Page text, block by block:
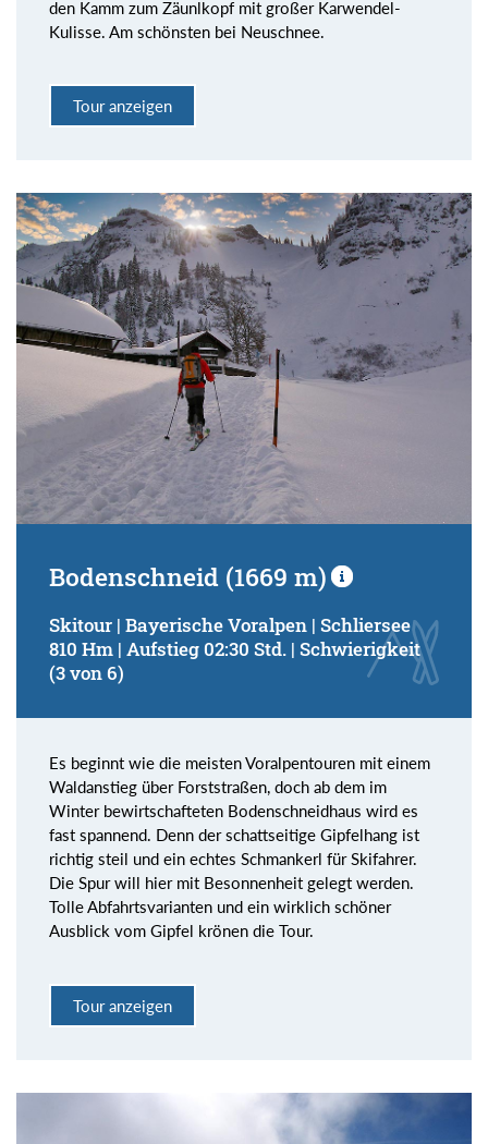
den Kamm zum Zäunlkopf mit großer Karwendel-
Kulisse. Am schönsten bei Neuschnee.
Tour anzeigen
Bodenschneid (1669 m)
Skitour | Bayerische Voralpen | Schliersee
810 Hm | Aufstieg 02:30 Std. | Schwierigkeit
(3 von 6)
Es beginnt wie die meisten Voralpentouren mit einem
Waldanstieg über Forststraßen, doch ab dem im
Winter bewirtschafteten Bodenschneidhaus wird es
fast spannend. Denn der schattseitige Gipfelhang ist
richtig steil und ein echtes Schmankerl für Skifahrer.
Die Spur will hier mit Besonnenheit gelegt werden.
Tolle Abfahrtsvarianten und ein wirklich schöner
Ausblick vom Gipfel krönen die Tour.
Tour anzeigen